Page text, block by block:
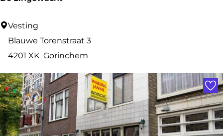
D
n
g
e
w
Vesting
Blauwe Torenstraat 3
4201 XK Gorinchem